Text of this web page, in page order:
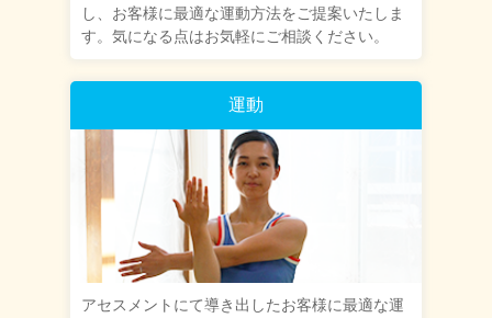
し、お客様に最適な運動方法をご提案いたしま
す。気になる点はお気軽にご相談ください。
運動
アセスメントにて導き出したお客様に最適な運